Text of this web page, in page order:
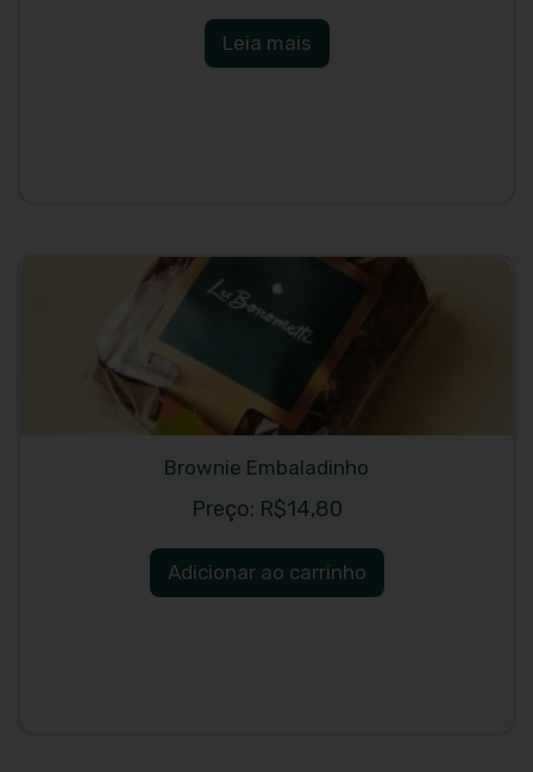
Leia mais
Brownie Embaladinho
R$14,80
Adicionar ao carrinho